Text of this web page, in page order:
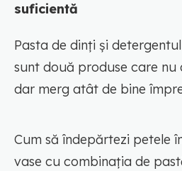
suficientă
Pasta de dinți și
sunt două produse care nu
dar merg atât de bine
Cum să îndepărtezi petele
vase cu combinația de